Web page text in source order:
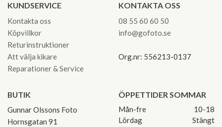
KUNDSERVICE
Kontakta oss
Köpvillkor
Returinstruktioner
Att välja kikare
Reparationer & Service
KONTAKTA OSS
08 55 60 60 50
info@gofoto.se
Org.nr: 556213-0137
BUTIK
Gunnar Olssons Foto
Hornsgatan 91
ÖPPETTIDER SOMMAR
Mån-fre
10-18
Lördag
Stängt